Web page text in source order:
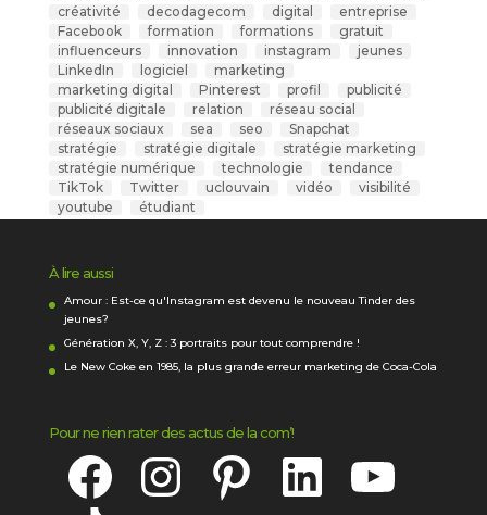
créativité
decodagecom digital
entreprise
Facebook
formation formations
gratuit
influenceurs
innovation instagram
jeunes
LinkedIn
logiciel
marketing
marketing digital
Pinterest profil
publicité
publicité digitale
relation
réseau social
réseaux sociaux
sea seo
Snapchat
stratégie
stratégie digitale
stratégie marketing
stratégie numérique
technologie
tendance
TikTok
Twitter uclouvain vidéo
visibilité
youtube
étudiant
À lire aussi
Amour : Est-ce qu'Instagram est devenu le nouveau Tinder des
jeunes?
Génération X, Y, Z : 3 portraits pour tout comprendre !
Le New Coke en 1985, la plus grande erreur marketing de Coca-Cola
Pour ne rien rater des actus de la com’!
Facebook Instagram Pinterest LinkedIn
TikTok